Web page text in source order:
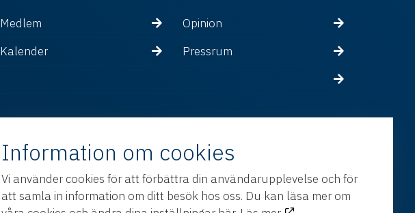
Medlem
Opinion
Kalender
Pressrum
Information om cookies
Vi använder cookies för att förbättra din användarupplevelse och för
att samla in information om ditt besök hos oss. Du kan läsa mer om